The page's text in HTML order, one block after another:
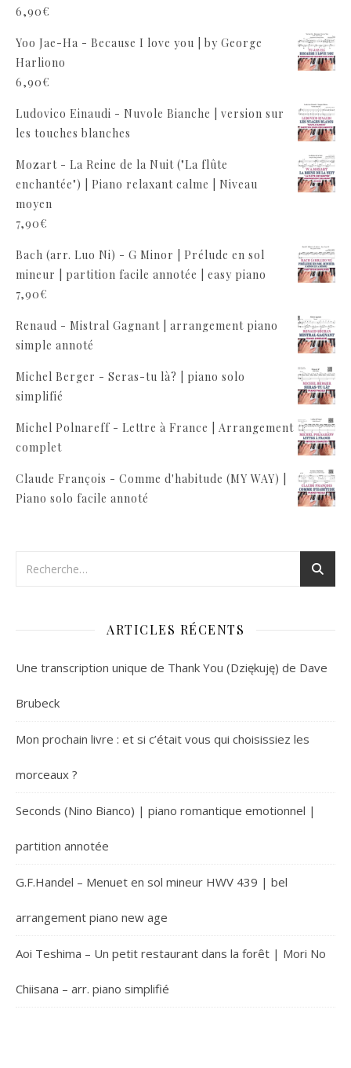
6,90€
Yoo Jae-Ha - Because I love you | by George
Harliono
6,90€
Ludovico Einaudi - Nuvole Bianche | version sur
les touches blanches
Mozart - La Reine de la Nuit ("La flûte
enchantée") | Piano relaxant calme | Niveau
moyen
7,90€
Bach (arr. Luo Ni) - G Minor | Prélude en sol
mineur | partition facile annotée | easy piano
7,90€
Renaud - Mistral Gagnant | arrangement piano
simple annoté
Michel Berger - Seras-tu là? | piano solo
simplifié
Michel Polnareff - Lettre à France | Arrangement
complet
Claude François - Comme d'habitude (MY WAY) |
Piano solo facile annoté
ARTICLES RÉCENTS
Une transcription unique de Thank You (Dziękuję) de Dave
Brubeck
Mon prochain livre : et si c’était vous qui choisissiez les
morceaux ?
Seconds (Nino Bianco) | piano romantique emotionnel |
partition annotée
G.F.Handel – Menuet en sol mineur HWV 439 | bel
arrangement piano new age
Aoi Teshima – Un petit restaurant dans la forêt | Mori No
Chiisana – arr. piano simplifié